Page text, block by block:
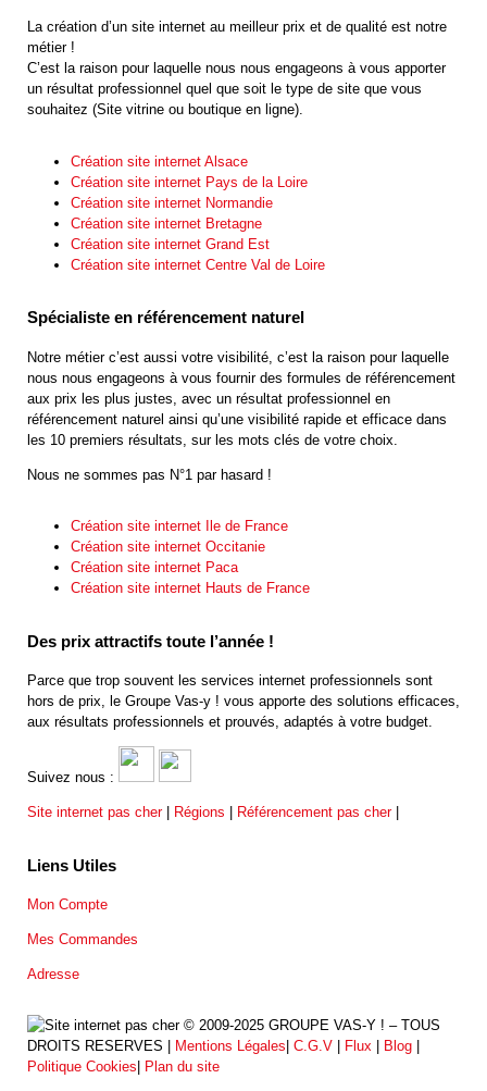
La création d’un site internet au meilleur prix et de qualité est notre
métier !
C’est la raison pour laquelle nous nous engageons à vous apporter
un résultat professionnel quel que soit le type de site que vous
souhaitez (Site vitrine ou boutique en ligne).
Création site internet Alsace
Création site internet Pays de la Loire
Création site internet Normandie
Création site internet Bretagne
Création site internet Grand Est
Création site internet Centre Val de Loire
Spécialiste en référencement naturel
Notre métier c’est aussi votre visibilité, c’est la raison pour laquelle
nous nous engageons à vous fournir des formules de référencement
aux prix les plus justes, avec un résultat professionnel en
référencement naturel ainsi qu’une visibilité rapide et efficace dans
les 10 premiers résultats, sur les mots clés de votre choix.
Nous ne sommes pas N°1 par hasard !
Création site internet Ile de France
Création site internet Occitanie
Création site internet Paca
Création site internet Hauts de France
Des prix attractifs toute l’année !
Parce que trop souvent les services internet professionnels sont
hors de prix, le Groupe Vas-y ! vous apporte des solutions efficaces,
aux résultats professionnels et prouvés, adaptés à votre budget.
Suivez nous :
Site internet pas cher| Régions Référencement pas cher|
Liens Utiles
Mon Compte
Mes Commandes
Adresse
© 2009-2025 GROUPE VAS-Y ! – TOUS
DROITS RESERVES |
Mentions Légales C.G.V Flux Blog
Politique Cookies
Plan du site